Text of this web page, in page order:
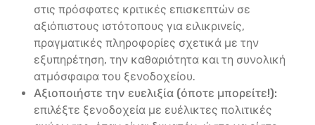
στις πρόσφατες κριτικές επισκεπτών σε
αξιόπιστους ιστότοπους για ειλικρινείς,
πραγματικές πληροφορίες σχετικά με την
εξυπηρέτηση, την καθαριότητα και τη συνολική
ατμόσφαιρα του ξενοδοχείου.
Αξιοποιήστε την ευελιξία (όποτε μπορείτε!):
επιλέξτε ξενοδοχεία με ευέλικτες πολιτικές